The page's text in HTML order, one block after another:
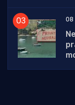
08